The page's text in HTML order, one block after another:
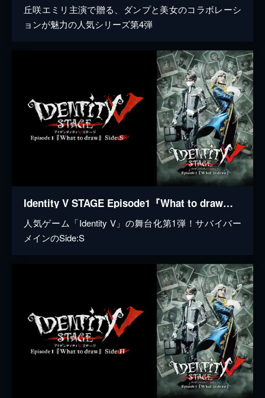
丘咲エミリ主演で贈る、ダンプと美女のコラボレーシ
ョンが魅力の人気シリーズ第4弾
Identity V STAGE Episode1『What to draw』Side:S
人気ゲーム「Identity V」の舞台化第1弾！サバイバー
メインのSide:S